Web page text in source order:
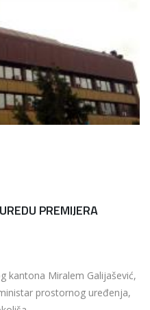
PREMIJERA
kantona Miralem Galijašević,
prostornog uređenja,